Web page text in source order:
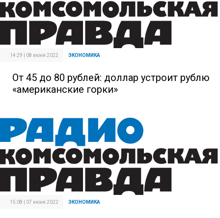
14:29 | 08 июня 2022 ЭКОНОМИКА
От 45 до 80 рублей: доллар устроит рублю
«американские горки»
15:08 | 07 июня 2022 ЭКОНОМИКА